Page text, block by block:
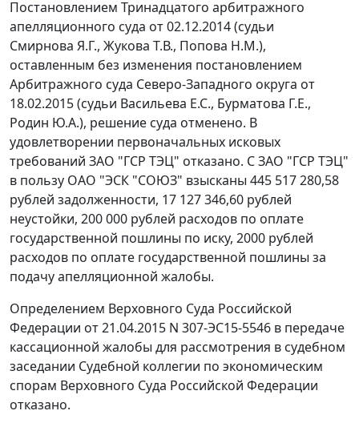
Постановлением Тринадцатого арбитражного
апелляционного суда от 02.12.2014 (судьи
Смирнова Я.Г., Жукова Т.В., Попова Н.М.),
оставленным без изменения постановлением
Арбитражного суда Северо-Западного округа от
18.02.2015 (судьи Васильева Е.С., Бурматова Г.Е.,
Родин Ю.А.), решение суда отменено. В
удовлетворении первоначальных исковых
требований ЗАО "ГСР ТЭЦ" отказано. С ЗАО "ГСР ТЭЦ"
в пользу ОАО "ЭСК "СОЮЗ" взысканы 445 517 280,58
рублей задолженности, 17 127 346,60 рублей
неустойки, 200 000 рублей расходов по оплате
государственной пошлины по иску, 2000 рублей
расходов по оплате государственной пошлины за
подачу апелляционной жалобы.
Определением Верховного Суда Российской
Федерации от 21.04.2015 N 307-ЭС15-5546 в передаче
кассационной жалобы для рассмотрения в судебном
заседании Судебной коллегии по экономическим
спорам Верховного Суда Российской Федерации
отказано.